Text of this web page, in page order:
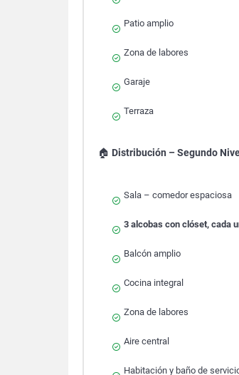
Patio amplio
Zona de labores
Garaje
Terraza
🏠 Distribución – Segundo
Sala – comedor espaciosa
3 alcobas con clóset, cada
Balcón amplio
Cocina integral
Zona de labores
Aire central
Habitación y baño de